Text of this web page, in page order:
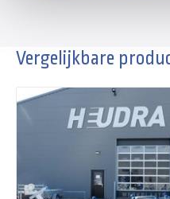
Vergelijkbare